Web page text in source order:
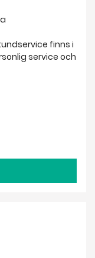
finns i
service och